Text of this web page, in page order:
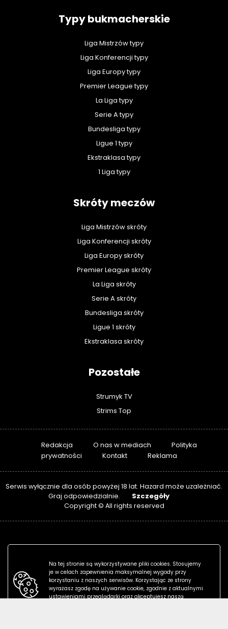
Typy bukmacherskie
Liga Mistrzów typy
Liga Konferencji typy
Liga Europy typy
Premier League typy
La Liga typy
Serie A typy
Bundesliga typy
Ligue 1 typy
Ekstraklasa typy
1 Liga typy
Skróty meczów
Liga Mistrzów skróty
Liga Konferencji skróty
Liga Europy skróty
Premier League skróty
La Liga skróty
Serie A skróty
Bundesliga skróty
Ligue 1 skróty
Ekstraklasa skróty
Pozostałe
Strumyk TV
Strims Top
Redakcja O nas w mediach
Polityka
prywatności
Kontakt Reklama
Serwis wyłącznie dla osób powyżej 18 lat. Hazard może uzależniać.
Graj odpowiedzialnie.
Szczegóły
Copyright © All rights reserved
Na tej stronie są wykorzystywane pliki cookies. Stosujemy
je w celach zapewnienia maksymalnej wygody przy
korzystaniu z naszych serwisów. Korzystając ze strony
wyrażasz zgodę na używanie cookie, zgodnie z aktualnymi
ustawieniami przeglądarki oraz akceptujesz naszą